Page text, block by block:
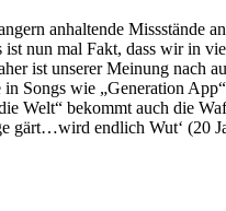
anhaltende Missstände
nun mal Fakt, dass wir in
ist unserer Meinung nach
Songs wie „Generation
bekommt auch die
gärt…wird endlich Wut‘